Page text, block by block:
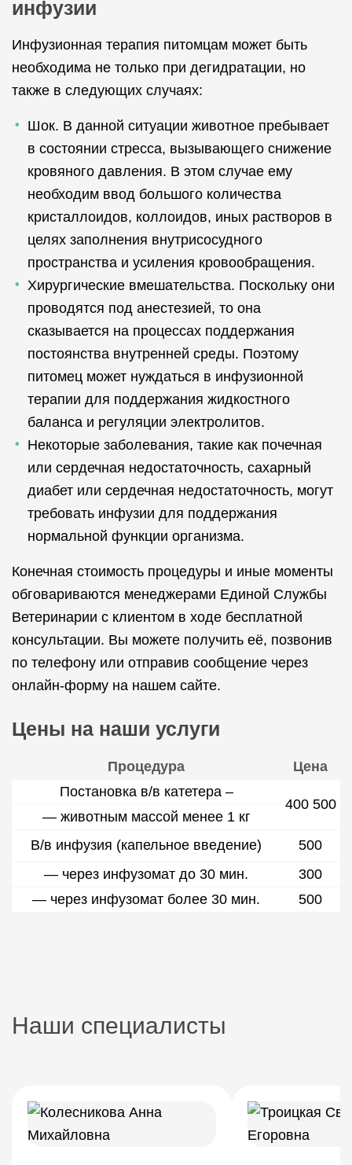
инфузии
Инфузионная терапия питомцам может быть
необходима не только при дегидратации, но
также в следующих случаях:
Шок. В данной ситуации животное пребывает
в состоянии стресса, вызывающего снижение
кровяного давления. В этом случае ему
необходим ввод большого количества
кристаллоидов, коллоидов, иных растворов в
целях заполнения внутрисосудного
пространства и усиления кровообращения.
Хирургические вмешательства. Поскольку они
проводятся под анестезией, то она
сказывается на процессах поддержания
постоянства внутренней среды. Поэтому
питомец может нуждаться в инфузионной
терапии для поддержания жидкостного
баланса и регуляции электролитов.
Некоторые заболевания, такие как почечная
или сердечная недостаточность, сахарный
диабет или сердечная недостаточность, могут
требовать инфузии для поддержания
нормальной функции организма.
Конечная стоимость процедуры и иные моменты
обговариваются менеджерами Единой Службы
Ветеринарии с клиентом в ходе бесплатной
консультации. Вы можете получить её, позвонив
по телефону или отправив сообщение через
онлайн-форму на нашем сайте.
Цены на наши услуги
Процедура
Цена
Постановка в/в катетера –
400 500
— животным массой менее 1 кг
В/в инфузия (капельное введение)
500
— через инфузомат до 30 мин.
300
— через инфузомат более 30 мин.
500
Наши специалисты